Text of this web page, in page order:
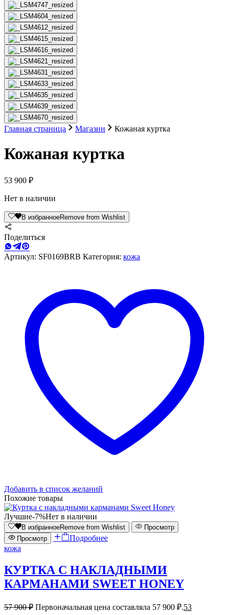
Главная страница Магазин Кожаная куртка
Кожаная куртка
53 900 ₽
Нет в наличии
В избранноеRemove from Wishlist
Поделиться
Артикул: SF0169BRB Категория: кожа
Добавить в список желаний
Похожие товары
Лучшие-7%Нет в наличии
В избранноеRemove from Wishlist
Просмотр
Просмотр
Подробнее
кожа
КУРТКА С НАКЛАДНЫМИ
КАРМАНАМИ SWEET HONEY
57 900₽ Первоначальная цена составляла 57 900 ₽.53